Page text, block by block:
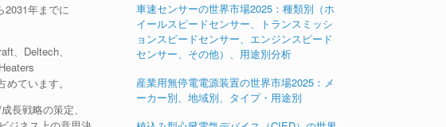
2031年までに
、Deltech、
ています。
長戦略の策定、
車速センサーの世界市場2025：種類別（ホ
イールスピードセンサー、トランスミッシ
ョンスピードセンサー、エンジンスピード
センサー、その他）、用途別分析
産業用無停電電源装置の世界市場2025：メ
ーカー別、地域別、タイプ・用途別